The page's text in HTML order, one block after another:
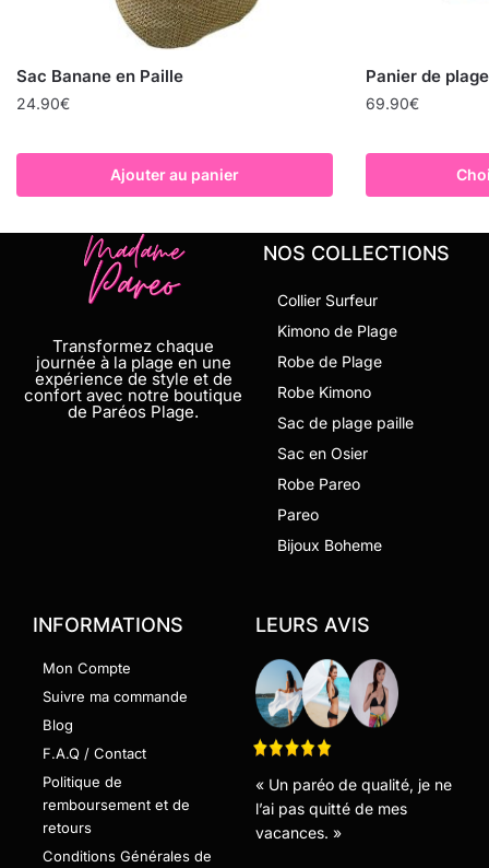
Sac Banane en Paille
24.90€
Ajouter au panier
Panier de
69.90€
Transformez chaque
journée à la plage en une
expérience de style et de
confort avec notre boutique
de Paréos Plage.
NOS COLLECTIONS
Collier Surfeur
Kimono de Plage
Robe de Plage
Robe Kimono
Sac de plage paille
Sac en Osier
Robe Pareo
Pareo
Bijoux Boheme
INFORMATIONS
Mon Compte
Suivre ma commande
Blog
F.A.Q / Contact
Politique de
remboursement et de
retours
Conditions Générales de
LEURS AVIS
« Un paréo de qualité, je ne
l’ai pas quitté de mes
vacances. »